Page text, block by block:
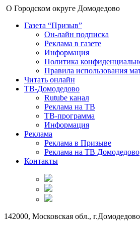
О Городском округе Домодедово
Газета “Призыв”
Он-лайн подписка
Реклама в газете
Информация
Политика
Правила использования
Читать онлайн
ТВ-Домодедово
Rutube канал
Реклама на ТВ
ТВ-программа
Информация
Реклама
Реклама в Призыве
Реклама на ТВ Домодедово
Контакты
142000, Московская обл.,